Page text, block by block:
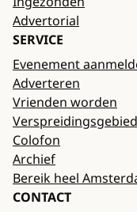
Advertorial
SERVICE
Evenement
Adverteren
Vrienden worden
Verspreidingsgebied
Colofon
Archief
Bereik heel
CONTACT